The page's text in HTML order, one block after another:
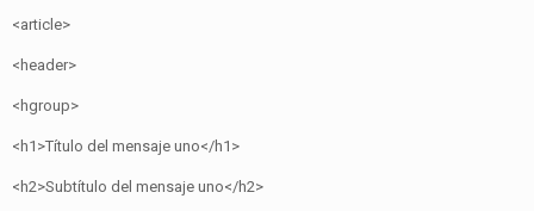
<article>
<header>
<hgroup>
<h1>Título del mensaje uno</h1>
<h2>Subtítulo del mensaje uno</h2>